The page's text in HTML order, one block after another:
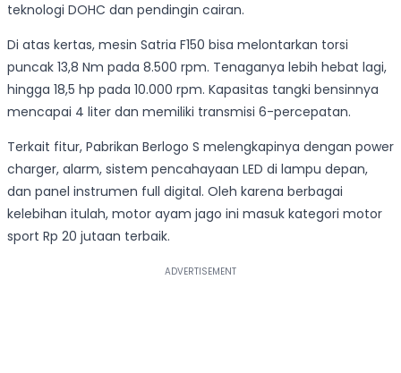
teknologi DOHC dan pendingin cairan.
Di atas kertas, mesin Satria F150 bisa melontarkan torsi
puncak 13,8 Nm pada 8.500 rpm. Tenaganya lebih hebat lagi,
hingga 18,5 hp pada 10.000 rpm. Kapasitas tangki bensinnya
mencapai 4 liter dan memiliki transmisi 6-percepatan.
Terkait fitur, Pabrikan Berlogo S melengkapinya dengan power
charger, alarm, sistem pencahayaan LED di lampu depan,
dan panel instrumen full digital. Oleh karena berbagai
kelebihan itulah, motor ayam jago ini masuk kategori motor
sport Rp 20 jutaan terbaik.